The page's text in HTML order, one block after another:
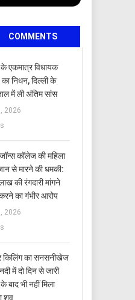
COMMENTS
के एकमात्र विधायक
निधन, दिल्ली के
में ली अंतिम सांस
2026
कॉलेज की महिला
से मारने की धमकी:
की रंगदारी मांगने
का गंभीर आरोप
2026
किलिंग का सनसनीखेज
में दो दिन से जारी
भी नहीं मिला
शव